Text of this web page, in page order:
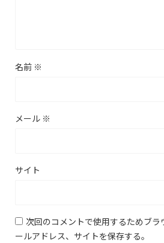
名前 ※
メール ※
サイト
次回のコメントで使用するためブラ
ールアドレス、サイトを保存する。